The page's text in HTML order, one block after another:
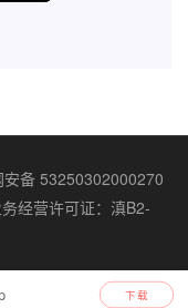
安备 53250302000270
经营许可证：滇B2-
下载